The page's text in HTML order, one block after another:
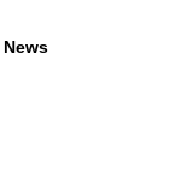
News